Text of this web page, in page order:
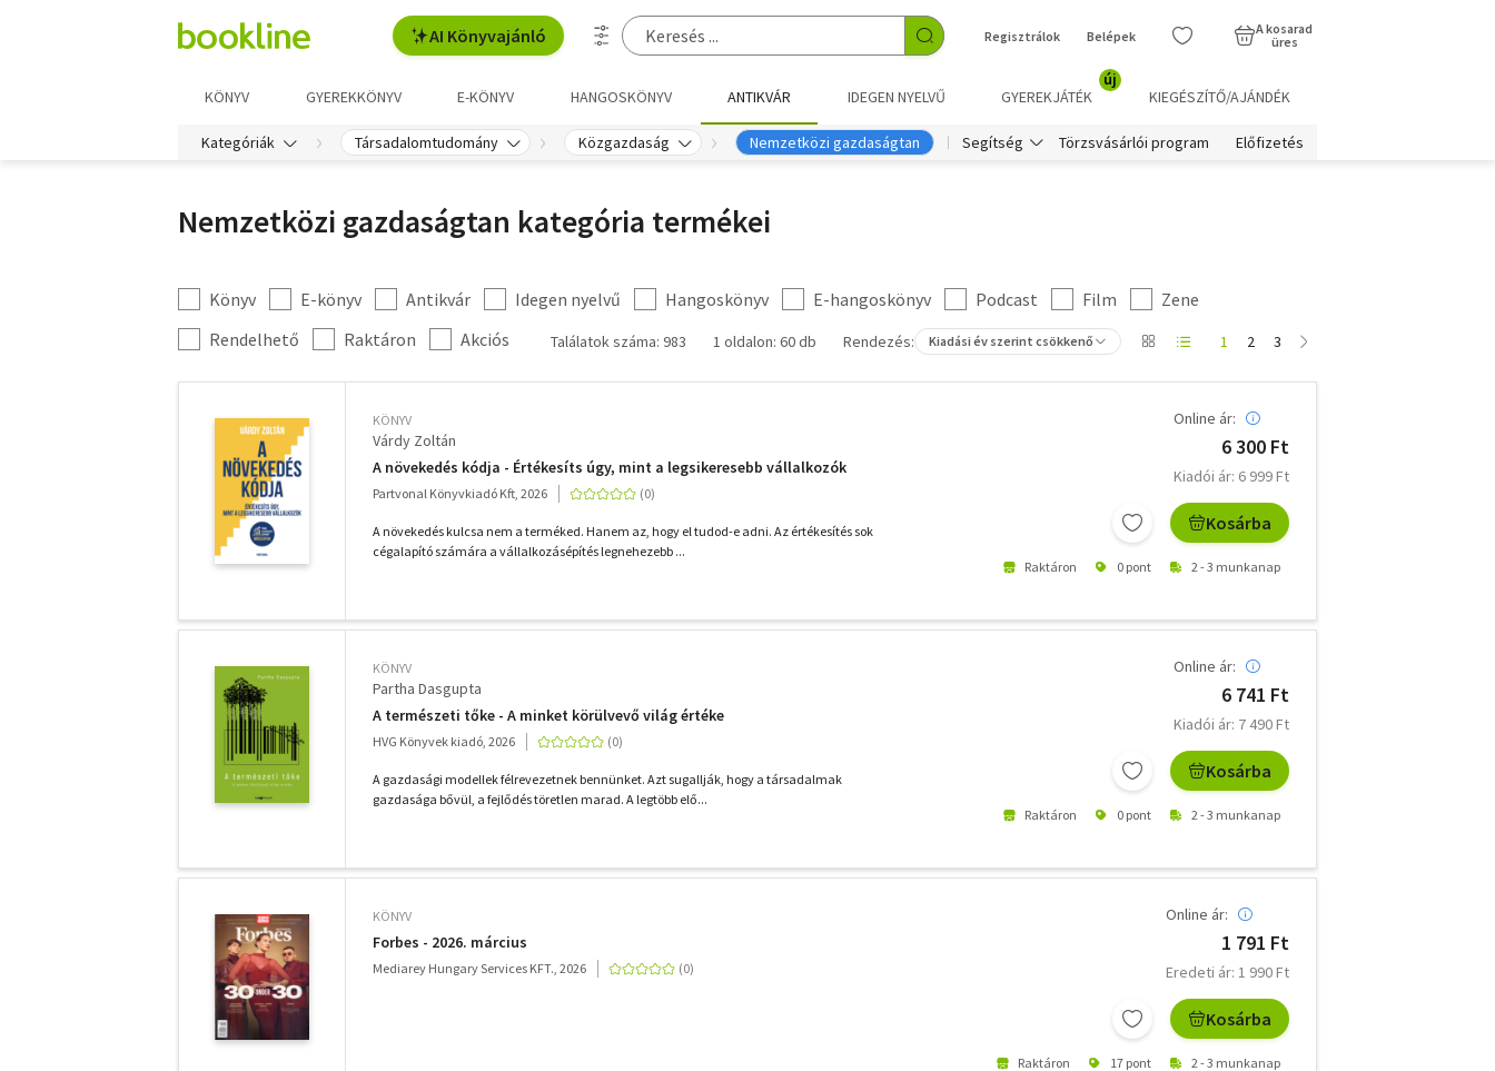
AI Könyvajánló Regisztrálok Belépek
A kosarad
üres
KÖNYV GYEREKKÖNYV E-KÖNYV HANGOSKÖNYV ANTIKVÁR IDEGEN NYELVŰ GYEREKJÁTÉK
új
KIEGÉSZÍTŐ/AJÁNDÉK
Kategóriák Társadalomtudomány Közgazdaság Nemzetközi gazdaságtan Segítség Törzsvásárlói program Előfizetés
Nemzetközi gazdaságtan kategória termékei
Kategória
szűrés
Könyv E-könyv Antikvár Idegen nyelvű Hangoskönyv E-hangoskönyv Podcast Film
Zene
További
szűrők
Rendelhető Raktáron Akciós Találatok száma: 983 1 oldalon: 60 db Rendezés: Kiadási év szerint csökkenő 1 2 3
KÖNYV
Várdy Zoltán
A növekedés kódja - Értékesíts úgy, mint a legsikeresebb vállalkozók
Partvonal Könyvkiadó Kft, 2026
A növekedés kulcsa nem a terméked. Hanem az, hogy el tudod-e adni. Az értékesítés sok
cégalapító számára a vállalkozásépítés legnehezebb ...
Online ár:
6 300 Ft
Kiadói ár: 6 999 Ft
Kosárba
Raktáron 0 pont 2 - 3 munkanap
KÖNYV
Partha Dasgupta
A természeti tőke - A minket körülvevő világ értéke
HVG Könyvek kiadó, 2026
A gazdasági modellek félrevezetnek bennünket. Azt sugallják, hogy a társadalmak
gazdasága bővül, a fejlődés töretlen marad. A legtöbb elő...
Online ár:
6 741 Ft
Kiadói ár: 7 490 Ft
Kosárba
Raktáron 0 pont 2 - 3 munkanap
KÖNYV
Forbes - 2026. március
Mediarey Hungary Services KFT., 2026
Online ár:
1 791 Ft
Eredeti ár: 1 990 Ft
Kosárba
Raktáron 17 pont 2 - 3 munkanap